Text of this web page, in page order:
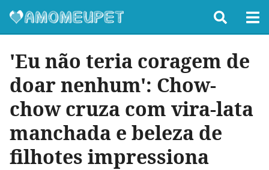
'Eu não teria coragem de
doar nenhum': Chow-
chow cruza com vira-lata
manchada e beleza de
filhotes impressiona